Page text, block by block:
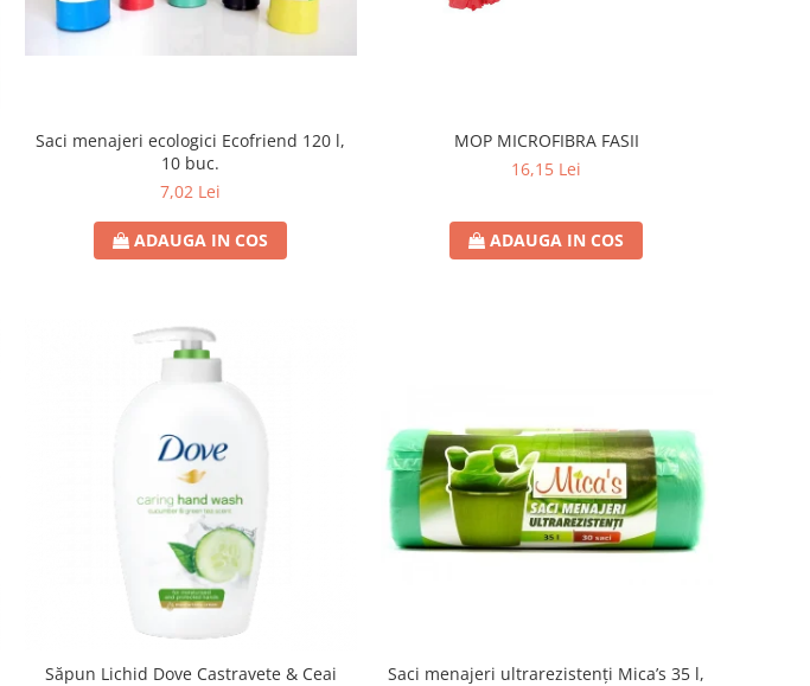
Saci menajeri ecologici Ecofriend 120 l,
10 buc.
7,02 Lei
ADAUGA IN COS
MOP MICROFIBRA FASII
16,15 Lei
ADAUGA IN COS
Săpun Lichid Dove Castravete & Ceai
Saci menajeri ultrarezistenți Mica’s 35 l,